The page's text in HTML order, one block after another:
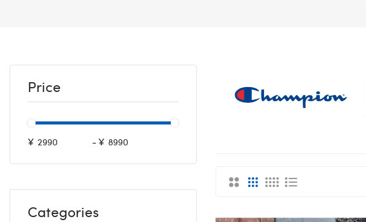
Price
¥ -¥
Categories